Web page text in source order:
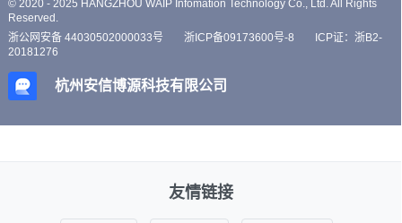
© 2020 - 2025 HANGZHOU WAIP Infomation Technology Co., Ltd. All Rights
Reserved.
浙公网安备 44030502000033号
浙ICP备09173600号-8
ICP证：浙B2-
20181276
杭州安信博源科技有限公司
友情链接